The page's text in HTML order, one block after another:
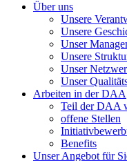
Über uns
Unsere
Unsere
Unser
Unsere
Unser
Unser
Arbeiten in der DAA
Teil der DAA
offene Stellen
Benefits
Unser Angebot für